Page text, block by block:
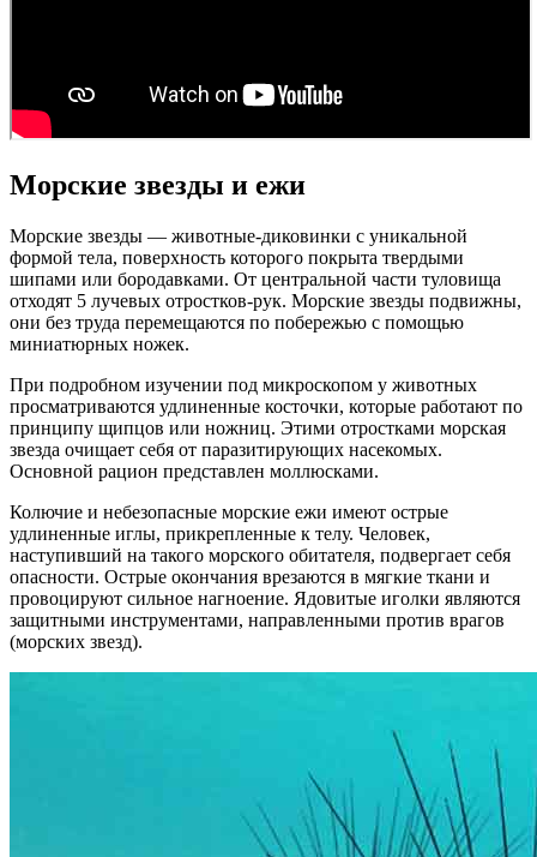
Морские звезды и ежи
Морские звезды — животные-диковинки с уникальной
формой тела, поверхность которого покрыта твердыми
шипами или бородавками. От центральной части туловища
отходят 5 лучевых отростков-рук. Морские звезды подвижны,
они без труда перемещаются по побережью с помощью
миниатюрных ножек.
При подробном изучении под микроскопом у животных
просматриваются удлиненные косточки, которые работают по
принципу щипцов или ножниц. Этими отростками морская
звезда очищает себя от паразитирующих насекомых.
Основной рацион представлен моллюсками.
Колючие и небезопасные морские ежи имеют острые
удлиненные иглы, прикрепленные к телу. Человек,
наступивший на такого морского обитателя, подвергает себя
опасности. Острые окончания врезаются в мягкие ткани и
провоцируют сильное нагноение. Ядовитые иголки являются
защитными инструментами, направленными против врагов
(морских звезд).